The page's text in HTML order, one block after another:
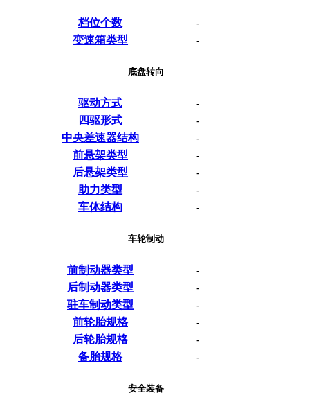
档位个数
-
变速箱类型
-
底盘转向
驱动方式
-
四驱形式
-
中央差速器结构
-
前悬架类型
-
后悬架类型
-
助力类型
-
车体结构
-
车轮制动
前制动器类型
-
后制动器类型
-
驻车制动类型
-
前轮胎规格
-
后轮胎规格
-
备胎规格
-
安全装备